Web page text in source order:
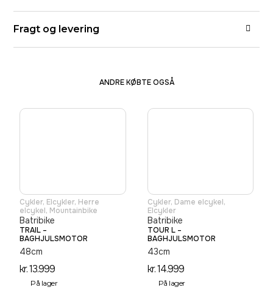
Fragt og levering
ANDRE KØBTE OGSÅ
Cykler, Elcykler, Herre
elcykel, Mountainbike
Batribike
TRAIL –
BAGHJULSMOTOR
48cm
kr.13.999
På lager
Cykler, Dame elcykel,
Elcykler
Batribike
TOUR L –
BAGHJULSMOTOR
43cm
kr.14.999
På lager